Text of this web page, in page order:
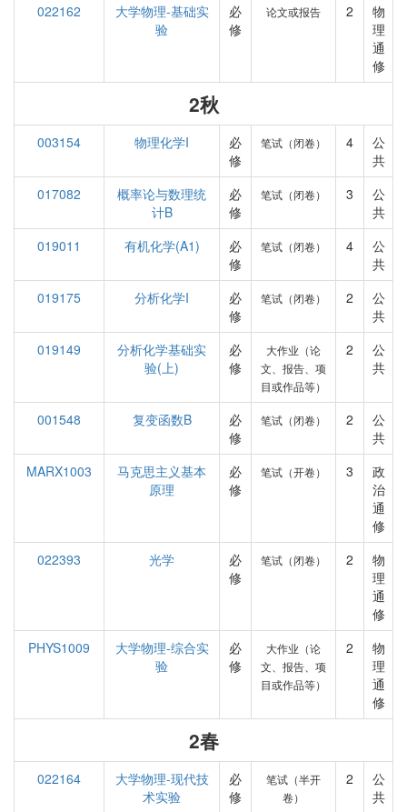
022162
大学物理-基础实
验
必
修
论文或报告 2
物
理
通
修
2秋
003154 物理化学I
必
修
笔试（闭卷） 4
公
共
017082
概率论与数理统
计B
必
修
笔试（闭卷） 3
公
共
019011
有机化学(A1)
必
修
笔试（闭卷） 4
公
共
019175
分析化学I
必
修
笔试（闭卷） 2
公
共
019149
分析化学基础实
验(上)
必
修
大作业（论
文、报告、项
目或作品等）
2
公
共
001548 复变函数B
必
修
笔试（闭卷） 2
公
共
MARX1003
马克思主义基本
原理
必
修
笔试（开卷） 3
政
治
通
修
022393
光学
必
修
笔试（闭卷） 2
物
理
通
修
PHYS1009
大学物理-综合实
验
必
修
大作业（论
文、报告、项
目或作品等）
2
物
理
通
修
2春
022164
大学物理-现代技
术实验
必
修
笔试（半开
卷）
2
公
共